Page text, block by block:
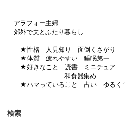
アラフォー主婦
郊外で夫とふたり暮らし
★性格 人見知り 面倒くさがり
★体質 疲れやすい 睡眠第一
★好きなこと 読書 ミニチュア
和食器集め
★ハマっていること 占い ゆるくで
検索